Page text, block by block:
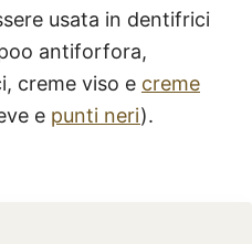
usata in dentifrici
antiforfora,
creme viso e creme
e punti neri).